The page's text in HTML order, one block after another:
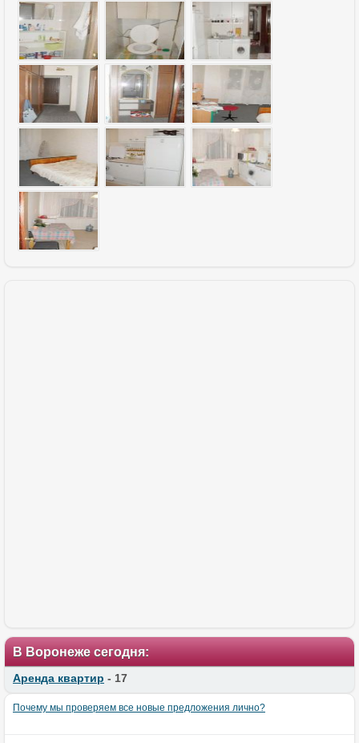
В Воронеже сегодня:
Аренда квартир - 17
Почему мы проверяем все новые предложения лично?